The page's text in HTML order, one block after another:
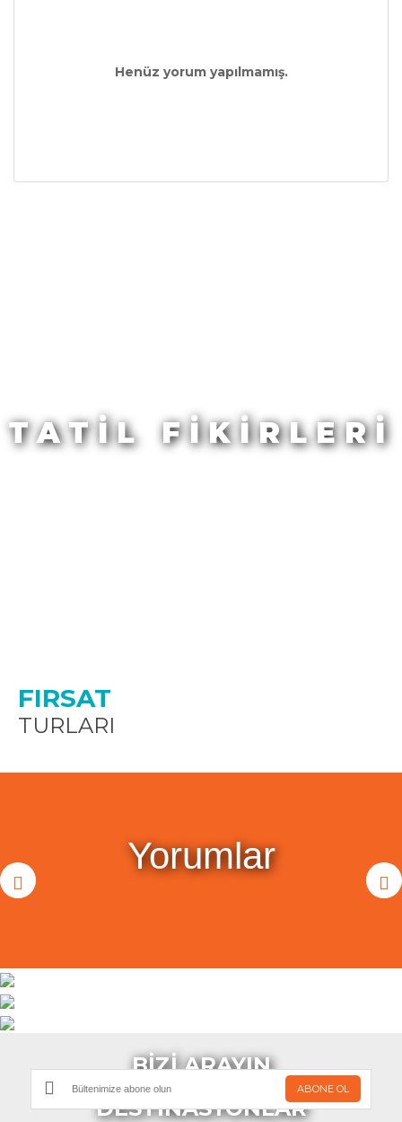
Henüz yorum yapılmamış.
TATİL FİKİRLERİ
FIRSAT
TURLARI
Yorumlar
BİZİ ARAYIN
SİZE ÖZEL
DESTİNASYONLAR
ABONE OL